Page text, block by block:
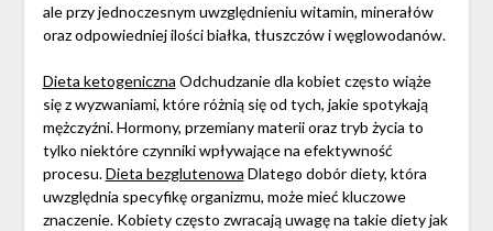
ale przy jednoczesnym uwzględnieniu witamin, minerałów
oraz odpowiedniej ilości białka, tłuszczów i węglowodanów.
Dieta ketogeniczna Odchudzanie dla kobiet często wiąże
się z wyzwaniami, które różnią się od tych, jakie spotykają
mężczyźni. Hormony, przemiany materii oraz tryb życia to
tylko niektóre czynniki wpływające na efektywność
procesu.Dieta bezglutenowa Dlatego dobór diety, która
uwzględnia specyfikę organizmu, może mieć kluczowe
znaczenie. Kobiety często zwracają uwagę na takie diety jak